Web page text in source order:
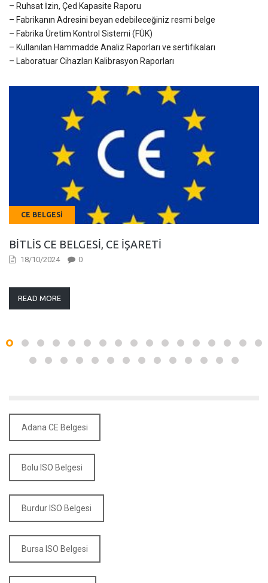
– Ruhsat İzin, Çed Kapasite Raporu
– Fabrikanın Adresini beyan edebileceğiniz resmi belge
– Fabrika Üretim Kontrol Sistemi (FÜK)
– Kullanılan Hammadde Analiz Raporları ve sertifikaları
– Laboratuar Cihazları Kalibrasyon Raporları
CE BELGESI
BITLIS CE BELGESI, CE İŞARETI
18/10/2024 0
READ MORE
Adana CE Belgesi
Bolu ISO Belgesi
Burdur ISO Belgesi
Bursa ISO Belgesi